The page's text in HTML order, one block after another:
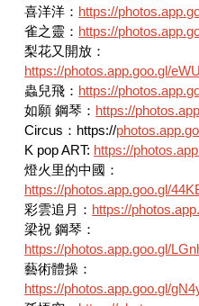
喜洋洋： https://
雀之靈： https://
梨花又開放：
https://photos.app.goo.gl/
蟲兒飛： https://
如願 鋼琴： https://
Circus：https://
K pop ART: https://
燈火里的中國：
https://photos.app.goo.gl/
彩雲追月： https://
梁祝 鋼琴：
https://photos.app.goo.gl/
藝術體操：
https://photos.app.goo.gl/